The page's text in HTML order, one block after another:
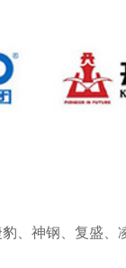
、神钢、复盛